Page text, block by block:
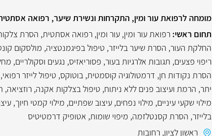
מומחה לרפואת עור ומין, התקרחות ונשירת שיער, רפואה
תחום ראשי: רפואת עור ומין, עור ומין, רפואה אסתטית, הסרת
החלקת העור, הסרת שיער בלייזר, טיפול בפיגמנטציה, מולסקום
ריפוי פצעים, תגובות אלרגיות בעור, פסוריאזיס, נגעים וסקולריים,
הסרת נקודות חן, דרמטולוגיה קוסמטית, בוטוקס, טיפול לייזר רפואי,
יתר, הרמת ועיצוב פנים ללא ניתוח, טיפול בצלקות אקנה, רוזציאה,
מילוי שקעי עיניים, מילוי נפחים, עיצוב שפתיים, מילוי קמטי חיוך,
בלייזר, הסרת קסנטלזמה, מיפוי שומות, אטופיק דרמטיטיס
ראשון לציון, רחובות